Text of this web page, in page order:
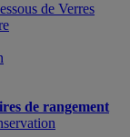
de Verres
de rangement